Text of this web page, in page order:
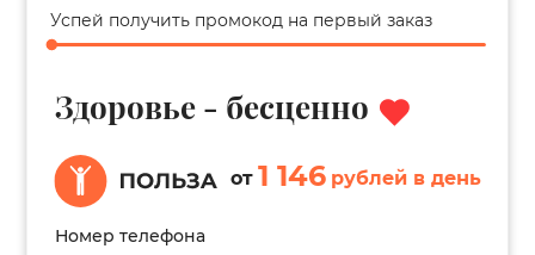
Успей получить промокод на первый заказ
Здоровье - бесценно
от 1 146 рублей в день
Номер телефона